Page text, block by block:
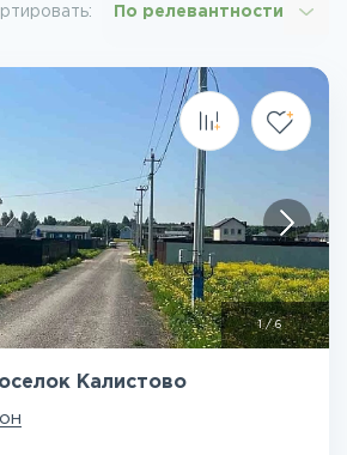
По релевантности
1/6
Калистово